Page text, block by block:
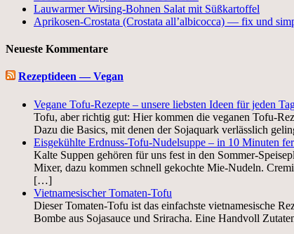
Lauwarmer Wirsing-Bohnen Salat mit Süßkartoffel
Aprikosen-Crostata (Crostata all’albicocca) — fix und
Neueste Kommentare
Rezeptideen — Vegan
Vegane Tofu-Rezepte – unsere liebsten Ideen für jeden
Tofu, aber richtig gut: Hier kommen die veganen Tofu-
Dazu die Basics, mit denen der Sojaquark verlässlich
Eisgekühlte Erdnuss-Tofu-Nudelsuppe – in 10 Minuten
Kalte Suppen gehören für uns fest in den Sommer-
Mixer, dazu kommen schnell gekochte Mie-Nudeln.
[…]
Vietnamesischer Tomaten-Tofu
Dieser Tomaten-Tofu ist das einfachste vietnamesische
Bombe aus Sojasauce und Sriracha. Eine Handvoll